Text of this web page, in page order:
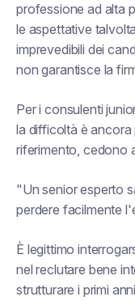
professione ad alta
le aspettative
imprevedibili dei
non garantisce la
Per i consulenti
la difficoltà è ancora
riferimento, cedono
"Un senior esperto
perdere facilmente
È legittimo
nel reclutare bene
strutturare i primi